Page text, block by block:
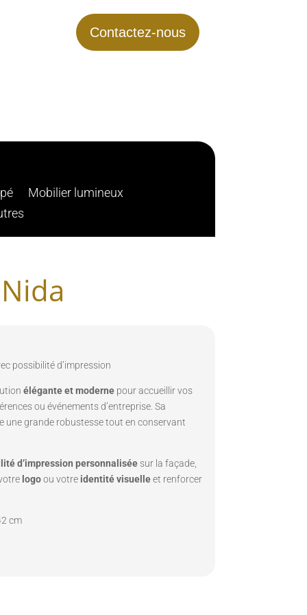
Contactez-nous
Mobilier lumineux
possibilité d’impression
élégante et modernepour accueillir vos
ou événements d’entreprise. Sa
une grande robustesse tout en conservant
d’impression personnaliséesur la façade,
logoou votre identité visuelleet renforcer
cm